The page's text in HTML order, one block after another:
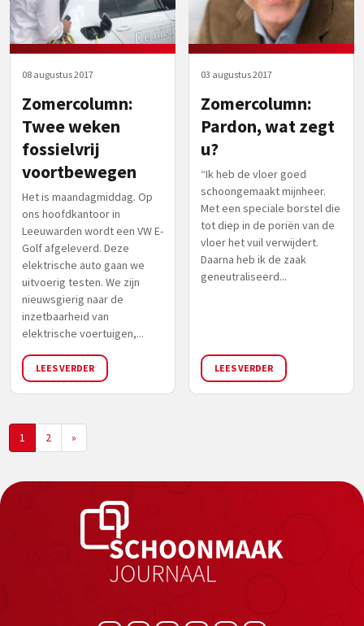
08 augustus 2017
Zomercolumn:
Twee weken
fossielvrij
voortbewegen
Het is maandagmiddag. Op
ons hoofdkantoor in
Leeuwarden wordt een VW E-
Golf afgeleverd. Deze
elektrische auto gaan we
uitvoerig testen. We zijn
nieuwsgierig naar de
inzetbaarheid van
elektrische voertuigen,...
LEES VERDER
03 augustus 2017
Zomercolumn:
Pardon, wat zegt
u?
“Ik heb de vloer goed
schoongemaakt mijnheer.
Met een speciale borstel die
tot diep in de poriën van de
vloer het vuil verwijdert.
Daarna heb ik de zaak
geneutraliseerd...
LEES VERDER
1 2 »